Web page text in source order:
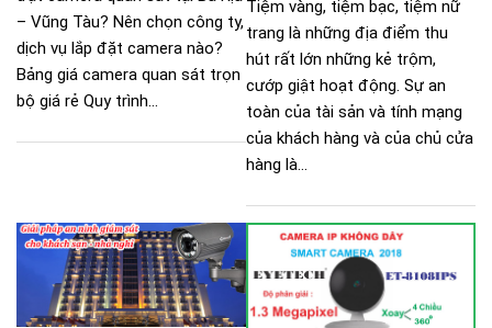
– Vũng Tàu? Nên chọn công ty,
dịch vụ lắp đặt camera nào?
Bảng giá camera quan sát trọn
bộ giá rẻ Quy trình...
Tiệm vàng, tiệm bạc, tiệm nữ
trang là những địa điểm thu
hút rất lớn những kẻ trộm,
cướp giật hoạt động. Sự an
toàn của tài sản và tính mạng
của khách hàng và của chủ cửa
hàng là...